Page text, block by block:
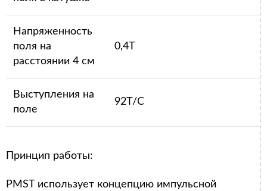
Напряженность
поля на
расстоянии 4 см
0,4Т
Выступления на
поле
92Т/С
Принцип работы:
PMST использует концепцию импульсной